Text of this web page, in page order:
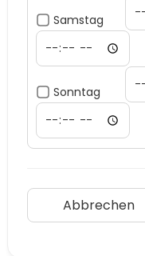
Samstag
Sonntag
Abbrechen